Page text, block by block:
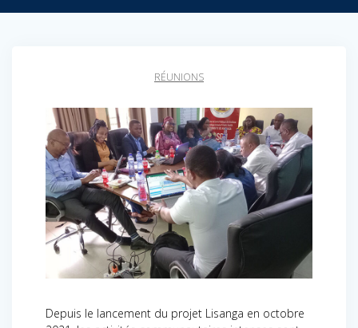
RÉUNIONS
Depuis le lancement du projet Lisanga en octobre